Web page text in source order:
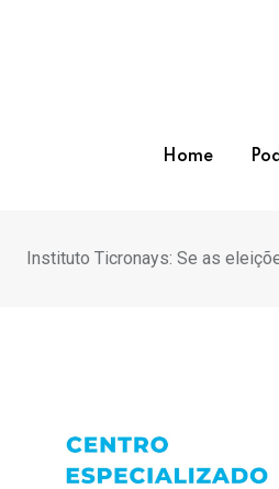
Home
Instituto Ticronays: Se as